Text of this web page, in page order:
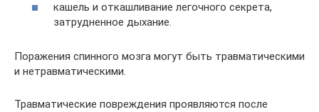
кашель и откашливание легочного секрета,
затрудненное дыхание.
Поражения спинного мозга могут быть травматическими
и нетравматическими.
Травматические повреждения проявляются после